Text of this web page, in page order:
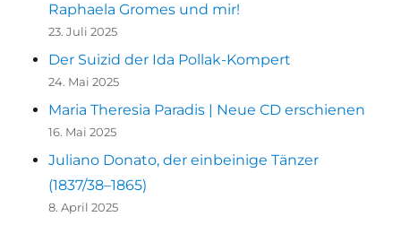
Raphaela Gromes und mir!
23. Juli 2025
Der Suizid der Ida Pollak-Kompert
24. Mai 2025
Maria Theresia Paradis | Neue CD erschienen
16. Mai 2025
Juliano Donato, der einbeinige Tänzer
(1837/38–1865)
8. April 2025